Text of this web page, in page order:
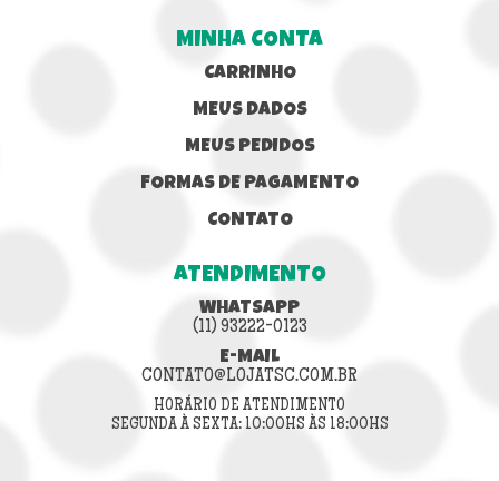
MINHA CONTA
CARRINHO
MEUS DADOS
MEUS PEDIDOS
FORMAS DE PAGAMENTO
CONTATO
ATENDIMENTO
WHATSAPP
(11) 93222-0123
E-MAIL
CONTATO@LOJATSC.COM.BR
HORÁRIO DE ATENDIMENTO
SEGUNDA À SEXTA: 10:00HS ÀS 18:00HS